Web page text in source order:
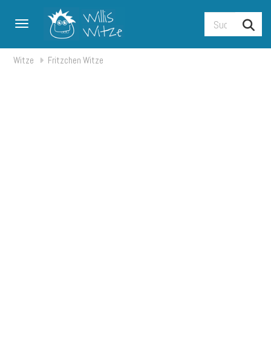
Toggle navigation
Witze Fritzchen Witze